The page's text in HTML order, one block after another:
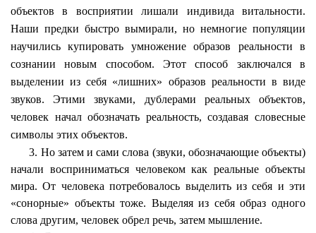
объектов в восприятии лишали индивида витальности.
Наши предки быстро вымирали, но немногие популяции
научились купировать умножение образов реальности в
сознании новым способом. Этот способ заключался в
выделении из себя «лишних» образов реальности в виде
звуков. Этими звуками, дублерами реальных объектов,
человек начал обозначать реальность, создавая словесные
символы этих объектов.
3. Но затем и сами слова (звуки, обозначающие объекты)
начали восприниматься человеком как реальные объекты
мира. От человека потребовалось выделить из себя и эти
«сонорные» объекты тоже. Выделяя из себя образ одного
слова другим, человек обрел речь, затем мышление.